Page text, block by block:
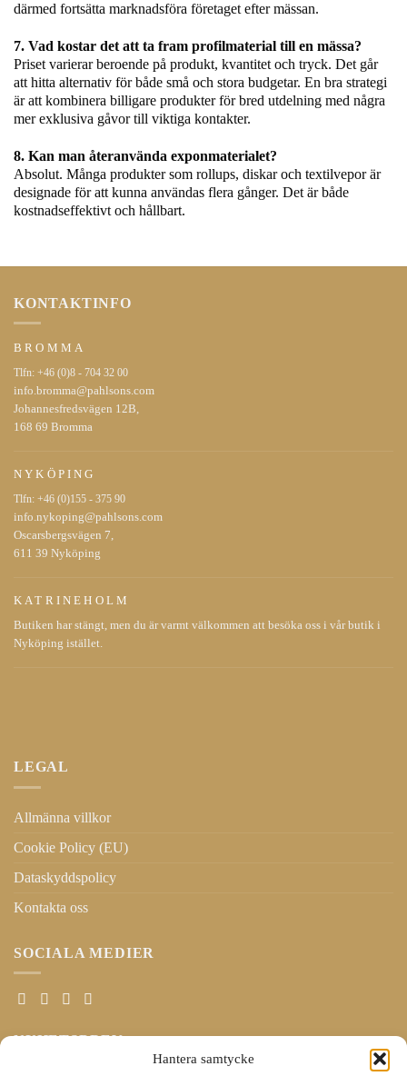
Hantera samtycke
därmed fortsätta marknadsföra företaget efter mässan.
7. Vad kostar det att ta fram profilmaterial till en mässa?
Priset varierar beroende på produkt, kvantitet och tryck. Det går
att hitta alternativ för både små och stora budgetar. En bra strategi
är att kombinera billigare produkter för bred utdelning med några
mer exklusiva gåvor till viktiga kontakter.
8. Kan man återanvända exponmaterialet?
Absolut. Många produkter som rollups, diskar och textilvepor är
designade för att kunna användas flera gånger. Det är både
kostnadseffektivt och hållbart.
KONTAKTINFO
BROMMA
Tlfn: +46 (0)8 - 704 32 00
info.bromma@pahlsons.com
Johannesfredsvägen 12B,
168 69 Bromma
NYKÖPING
Tlfn: +46 (0)155 - 375 90
info.nykoping@pahlsons.com
Oscarsbergsvägen 7,
611 39 Nyköping
KATRINEHOLM
Butiken har stängt, men du är varmt välkommen att besöka oss i vår butik i
Nyköping istället.
LEGAL
Allmänna villkor
Cookie Policy (EU)
Dataskyddspolicy
Kontakta oss
SOCIALA MEDIER
NYHETSBREV